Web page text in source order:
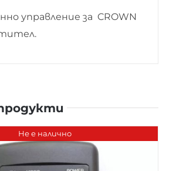
управление за CROWN
Не е налично